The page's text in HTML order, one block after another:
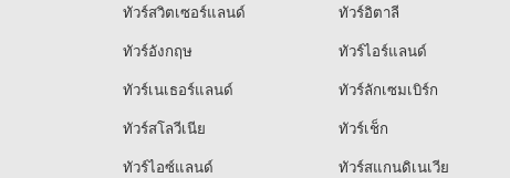
ทัวร์สวิตเซอร์แลนด์ ทัวร์อิตาลี
ทัวร์อังกฤษ
ทัวร์ไอร์แลนด์
ทัวร์เนเธอร์แลนด์
ทัวร์ลักเซมเบิร์ก
ทัวร์สโลวีเนีย
ทัวร์เช็ก
ทัวร์ไอซ์แลนด์
ทัวร์สแกนดิเนเวีย